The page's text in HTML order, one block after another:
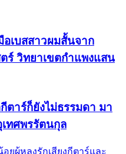
เบสสาวผมสั้นจาก
ร์ วิทยาเขตกำแพงแสน
ตาร์ก็ยังไม่ธรรมดา มา
ทศพรรัตนกุล